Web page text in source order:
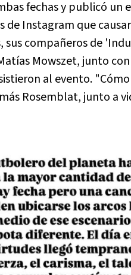
fechas y publicó un
de Instagram que
sus compañeros de
Mowszet, junto con
al evento.
Rosemblat, junto a